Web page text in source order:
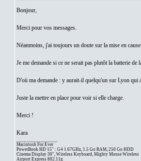
Bonjour,
Merci pour vos messages.
Néanmoins, j'ai toujours un doute sur la mise en
Je me demande si ce ne serait pas plutôt la batterie
D'où ma demande : y aurait-il quelqu'un sur Lyon qui
Juste la mettre en place pour voir si elle charge.
Merci !
Kara
Macintosh For Ever
PowerBook HD 15" : G4 1.67GHz, 1.5 Go RAM, 250 Go HDD
Cinema Display 30", Wireless Keyboard, Mighty Mouse Wireless
Airport Express 802.11g